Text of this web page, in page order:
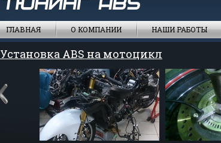
ГЛАВНАЯ О КОМПАНИИ НАШИ РАБОТЫ
Установка ABS на мотоцикл